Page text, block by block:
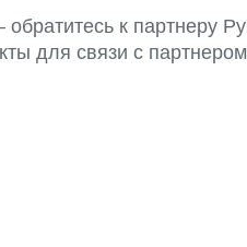
к партнеру
для связи с